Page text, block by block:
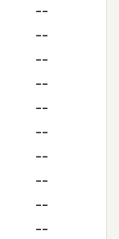
--
--
--
--
--
--
--
--
--
--